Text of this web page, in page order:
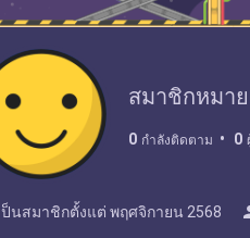
สมาชิกหมาย
0 กำลังติดตาม 0
ป็นสมาชิกตั้งแต่ พฤศจิกายน 2568